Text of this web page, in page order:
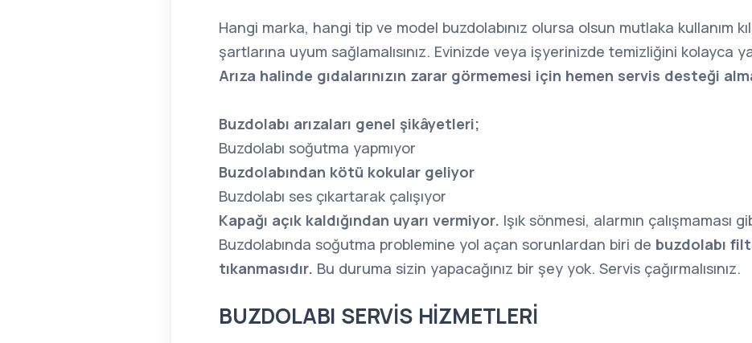
Hangi marka, hangi tip ve model buzdolabınız olursa olsun mutlaka kullanım
şartlarına uyum sağlamalısınız. Evinizde veya işyerinizde temizliğini kolayca
Arıza halinde gıdalarınızın zarar görmemesi için hemen servis desteği
Buzdolabı arızaları genel şikâyetleri;
Buzdolabı soğutma yapmıyor
Buzdolabından kötü kokular geliyor
Buzdolabı ses çıkartarak çalışıyor
Kapağı açık kaldığından uyarı vermiyor. Işık sönmesi, alarmın çalışmaması
Buzdolabında soğutma problemine yol açan sorunlardan biri de buzdolabı
tıkanmasıdır. Bu duruma sizin yapacağınız bir şey yok. Servis çağırmalısınız.
BUZDOLABI SERVİS HİZMETLERİ